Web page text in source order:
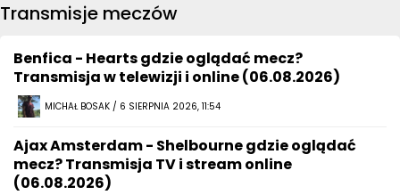
Transmisje meczów
Benfica - Hearts gdzie oglądać mecz?
Transmisja w telewizji i online (06.08.2026)
MICHAŁ BOSAK / 6 SIERPNIA 2026, 11:54
Ajax Amsterdam - Shelbourne gdzie oglądać
mecz? Transmisja TV i stream online
(06.08.2026)